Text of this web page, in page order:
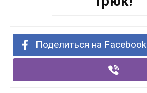
Поделиться на Facebook